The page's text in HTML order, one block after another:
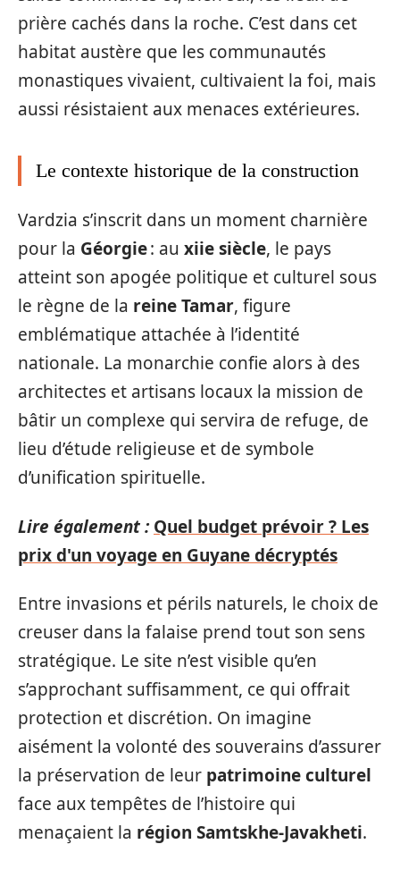
prière cachés dans la roche. C’est dans cet
habitat austère que les communautés
monastiques vivaient, cultivaient la foi, mais
aussi résistaient aux menaces extérieures.
Le contexte historique de la construction
Vardzia s’inscrit dans un moment charnière
pour la Géorgie: au xiie siècle, le pays
atteint son apogée politique et culturel sous
le règne de la reine Tamar, figure
emblématique attachée à l’identité
nationale. La monarchie confie alors à des
architectes et artisans locaux la mission de
bâtir un complexe qui servira de refuge, de
lieu d’étude religieuse et de symbole
d’unification spirituelle.
Lire également : Quel budget prévoir ? Les
prix d'un voyage en Guyane décryptés
Entre invasions et périls naturels, le choix de
creuser dans la falaise prend tout son sens
stratégique. Le site n’est visible qu’en
s’approchant suffisamment, ce qui offrait
protection et discrétion. On imagine
aisément la volonté des souverains d’assurer
la préservation de leur patrimoine culturel
face aux tempêtes de l’histoire qui
menaçaient la région Samtskhe-Javakheti.